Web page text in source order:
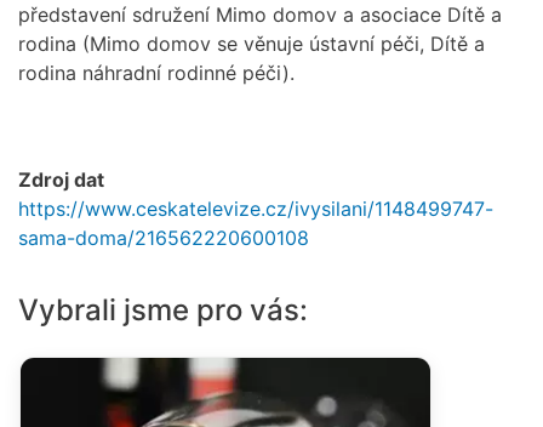
představení sdružení Mimo domov a asociace Dítě a
rodina (Mimo domov se věnuje ústavní péči, Dítě a
rodina náhradní rodinné péči).
Zdroj dat
https://www.ceskatelevize.cz/ivysilani/1148499747-
sama-doma/216562220600108
Vybrali jsme pro vás: